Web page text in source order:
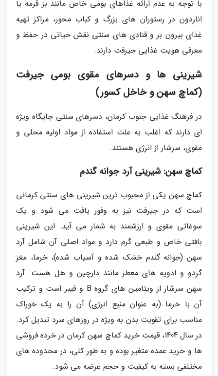
با توجه به عدم ارائه غذاهای بومی خاص مانند بز قرمه یا
اناردون در رستوران های بزرگ و کباب محور، مراکز تهیه
غذای بیرون بر و قنادی های سنتی نقش حیاتی در حفظ و
معرفی هویت غذایی جیرفت دارند.
شیرینی ها و دسرهای مقوی بومی جیرفت
(کماچ سهن و خاخل کسور)
در فرهنگ غذایی جنوب کرمان، دسرهای سنتی جایگاه ویژه
ای دارند که اغلب به علت استفاده از مواد اولیه محلی و
مقوی، سرشار از انرژی هستند.
کماچ سهن: شیرینی آرد جوانه گندم
کماچ سهن یکی از محبوب ترین شیرینی های سنتی کرمانی
است که در جیرفت نیز به وفور یافت می شود و یک
سوغاتی مقوی و ارزشمند به شمار می آید. این شیرینی
بافتی خاص و طبعی گرم دارد و مواد اصلی آن شامل آرد
سهن (جوانه گندم خشک شده و آسیاب شده)، خرما، مغز
گردو و ادویه های معطر مانند دارچین و هل هست. آرد
سهن سرشار از ویتامین های گروه B و فیبر است و ترکیب
آن با خرما (به عنوان منبع انرژی) آن را به یک خوراک
مناسب برای تقویت بدن به ویژه در روزهای سرد تبدیل کرد.
در سال 1404، قیمت خرید کماچ سهن کرمان در خرده فروشی
ها و خرید عمده متغیر بوده و به طور کلی، در محدوده های
مختلفی بسته به کیفیت و حجم عرضه می شود.